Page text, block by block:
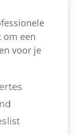
om een
voor je